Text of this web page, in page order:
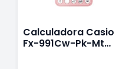
Calculadora Casio
Fx-991Cw-Pk-Mt